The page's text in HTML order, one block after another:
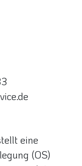
eine
(OS)